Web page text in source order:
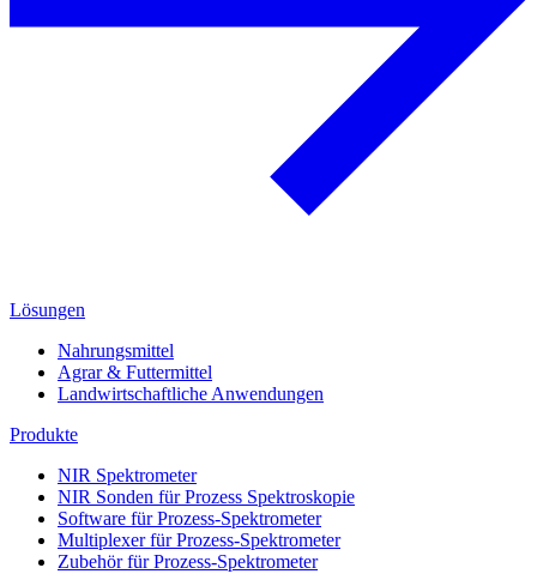
Lösungen
Nahrungsmittel
Agrar & Futtermittel
Landwirtschaftliche Anwendungen
Produkte
NIR Spektrometer
NIR Sonden für Prozess Spektroskopie
Software für Prozess-Spektrometer
Multiplexer für Prozess-Spektrometer
Zubehör für Prozess-Spektrometer